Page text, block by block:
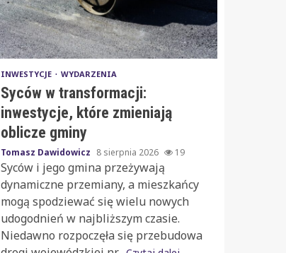
INWESTYCJE WYDARZENIA
Syców w transformacji:
inwestycje, które zmieniają
oblicze gminy
Tomasz Dawidowicz 8 sierpnia 2026 19
Syców i jego gmina przeżywają
dynamiczne przemiany, a mieszkańcy
mogą spodziewać się wielu nowych
udogodnień w najbliższym czasie.
Niedawno rozpoczęła się przebudowa